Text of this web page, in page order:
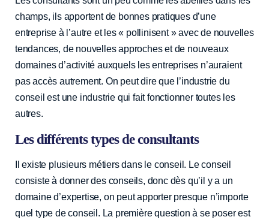
champs, ils apportent de bonnes pratiques d’une
entreprise à l’autre et les « pollinisent » avec de nouvelles
tendances, de nouvelles approches et de nouveaux
domaines d’activité auxquels les entreprises n’auraient
pas accès autrement. On peut dire que l’industrie du
conseil est une industrie qui fait fonctionner toutes les
autres.
Les différents types de consultants
Il existe plusieurs métiers dans le conseil. Le conseil
consiste à donner des conseils, donc dès qu’il y a un
domaine d’expertise, on peut apporter presque n’importe
quel type de conseil. La première question à se poser est